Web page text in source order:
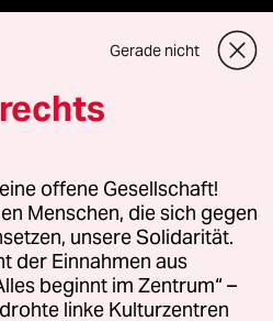
GmbH
Fragen oder für Genehmigungen
Kommune-Richtlinien
Gerade nicht
offene Gesellschaft!
Menschen, die sich gegen
unsere Solidarität.
der Einnahmen aus
beginnt im Zentrum“ –
linke Kulturzentren